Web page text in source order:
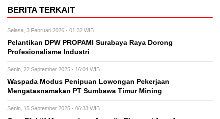
BERITA TERKAIT
Selasa, 3 Februari 2026 - 01:32 WIB
Pelantikan DPW PROPAMI Surabaya Raya Dorong
Profesionalisme Industri
Senin, 22 September 2025 - 16:04 WIB
Waspada Modus Penipuan Lowongan Pekerjaan
Mengatasnamakan PT Sumbawa Timur Mining
Senin, 15 September 2025 - 06:33 WIB